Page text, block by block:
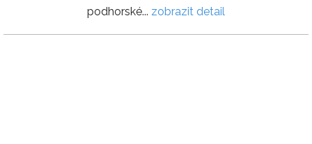
podhorské... zobrazit detail